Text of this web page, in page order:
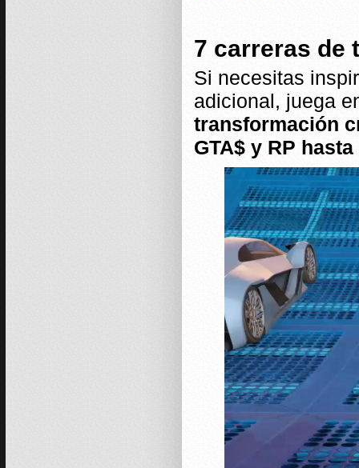
7 carreras de
Si necesitas
adicional, juega
transformación
GTA$ y RP